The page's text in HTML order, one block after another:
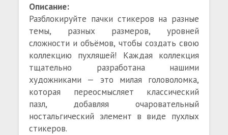
Описание:
Разблокируйте пачки стикеров на разные
темы, разных размеров, уровней
сложности и объёмов, чтобы создать свою
коллекцию пухляшей! Каждая коллекция
тщательно разработана нашими
художниками — это милая головоломка,
которая переосмысляет классический
пазл, добавляя очаровательный
ностальгический элемент в виде пухлых
стикеров.